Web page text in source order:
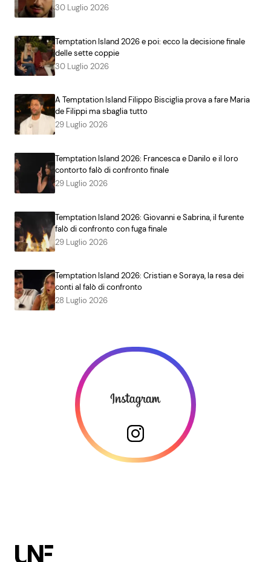
30 Luglio 2026
Temptation Island 2026 e poi: ecco la decisione finale
delle sette coppie
30 Luglio 2026
A Temptation Island Filippo Bisciglia prova a fare Maria
de Filippi ma sbaglia tutto
29 Luglio 2026
Temptation Island 2026: Francesca e Danilo e il loro
contorto falò di confronto finale
29 Luglio 2026
Temptation Island 2026: Giovanni e Sabrina, il furente
falò di confronto con fuga finale
29 Luglio 2026
Temptation Island 2026: Cristian e Soraya, la resa dei
conti al falò di confronto
28 Luglio 2026